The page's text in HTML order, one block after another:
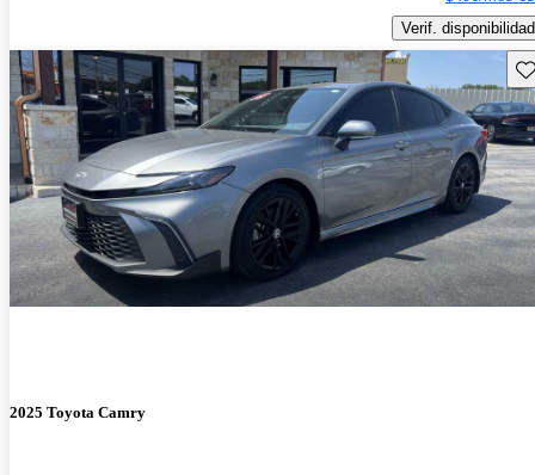
Verif. disponibilidad
2025 Toyota Camry